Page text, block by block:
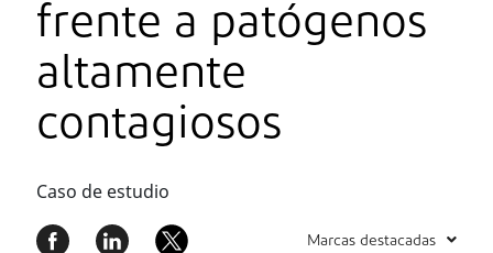
frente a patógenos
altamente
contagiosos
Caso de estudio
Marcas destacadas